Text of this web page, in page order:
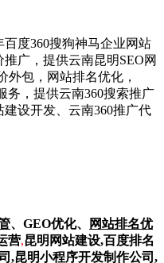
百度360搜狗神马企业网站
广，提供云南昆明SEO网
外包，网站排名优化，
务，提供云南360搜索推广
设开发、云南360推广代
、GEO优化、
网站排名优
营,昆明网站建设,百度排名
,昆明小程序开发制作公司,